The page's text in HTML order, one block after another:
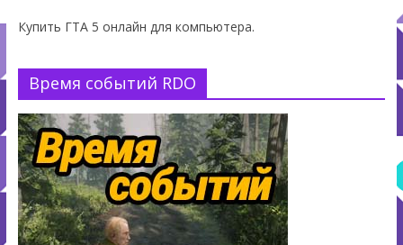
Купить ГТА 5 онлайн для компьютера.
Время событий RDO